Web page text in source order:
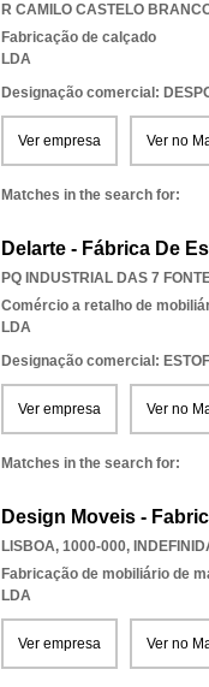
R CAMILO CASTELO
Fabricação de calçado
LDA
Designação comercial:
Ver empresa Ver no
Matches in the search for:
Delarte - Fábrica De
PQ INDUSTRIAL DAS 7
Comércio a retalho de
LDA
Designação comercial:
Ver empresa Ver no
Matches in the search for:
Design Moveis -
LISBOA, 1000-000,
Fabricação de mobiliário de
LDA
Ver empresa Ver no